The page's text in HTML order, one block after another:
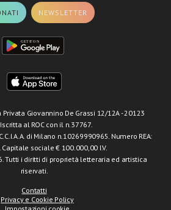
NEWSLETTER
Privata Giovannino De Grassi 12/12A - 20123
al ROC con il n.37767.
di Milano n.10269990965. Numero REA:
Capitale sociale € 100.000,00 I.V.
Tutti i diritti di proprietà letteraria ed artistica
riservati.
Contatti
Privacy e Cookie Policy